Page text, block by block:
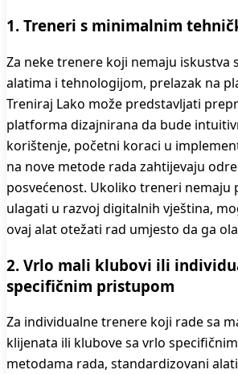
1. Treneri s minimalnim
Za neke trenere koji nemaju iskustva
alatima i tehnologijom, prelazak na
Treniraj Lako može predstavljati
platforma dizajnirana da bude
korištenje, početni koraci u
na nove metode rada zahtijevaju
posvećenost. Ukoliko treneri nemaju
ulagati u razvoj digitalnih vještina,
ovaj alat otežati rad umjesto da ga
2. Vrlo mali klubovi ili
specifičnim pristupom
Za individualne trenere koji rade sa
klijenata ili klubove sa vrlo
metodama rada, standardizovani